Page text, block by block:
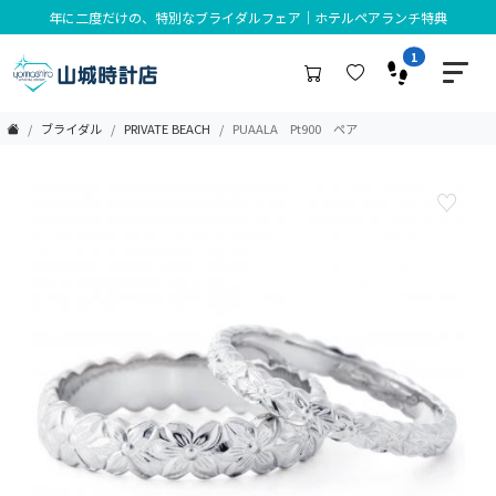
年に二度だけの、特別なブライダルフェア｜ホテルペアランチ特典
1
ブライダル PRIVATE BEACH PUAALA Pt900 ペア